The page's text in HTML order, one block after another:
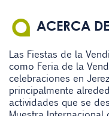
ACERCA
Las Fiestas de la
como Feria de la
celebraciones en
principalmente
actividades que se